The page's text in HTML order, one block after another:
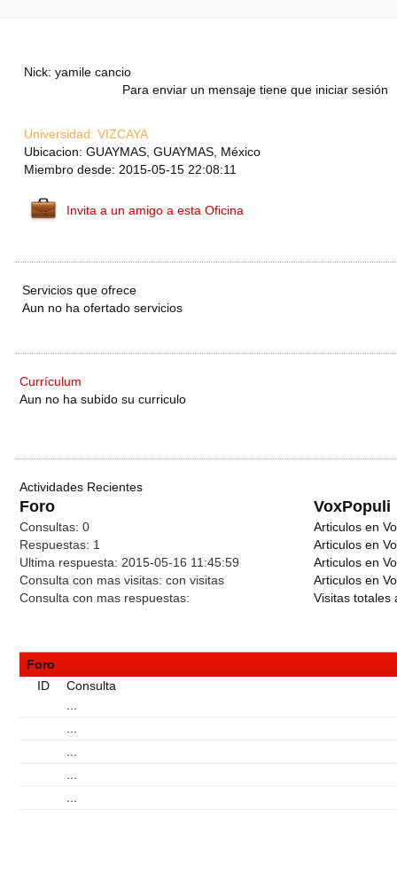
Nick: yamile cancio
Para enviar un mensaje tiene que iniciar sesión
Universidad: VIZCAYA
Ubicacion: GUAYMAS, GUAYMAS, México
Miembro desde: 2015-05-15 22:08:11
Invita a un amigo a esta Oficina
Servicios que ofrece
Aun no ha ofertado servicios
Currículum
Aun no ha subido su curriculo
Actividades Recientes
Foro VoxPopuli
Consultas: 0
Respuestas: 1
Ultima respuesta: 2015-05-16 11:45:59
Consulta con mas visitas: con visitas
Consulta con mas respuestas:
Articulos en
Articulos en
Articulos en
Articulos en
Visitas totales
Foro
ID
Consulta